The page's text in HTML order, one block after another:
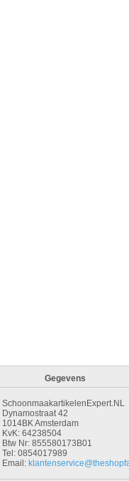
Gegevens
SchoonmaakartikelenExpert.NL
Dynamostraat 42
1014BK Amsterdam
KvK: 64238504
Btw Nr: 855580173B01
Tel: 0854017989
Email: